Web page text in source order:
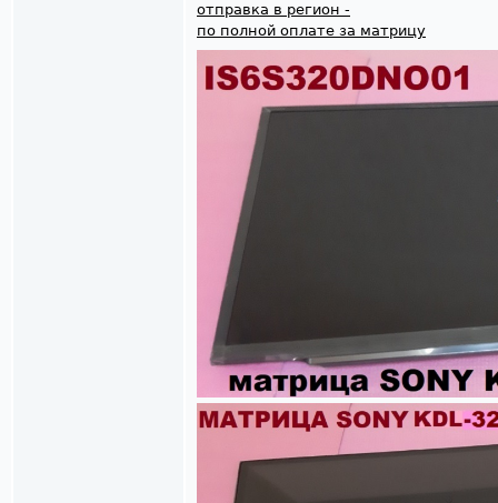
отправка в регион -
по полной оплате за матрицу